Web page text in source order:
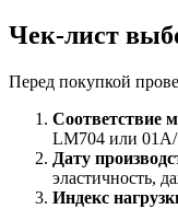
Чек-лист
Перед покупкой
Соответствие
LM704 или
Дату
эластичность,
Индекс